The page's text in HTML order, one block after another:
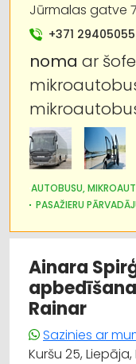
Jūrmalas gatve
+371 29405055
noma ar
AUTOBUSU,
PASAŽIERU
Ainara
Rainar
Sazinies ar
Kuršu 25, Liepāja,